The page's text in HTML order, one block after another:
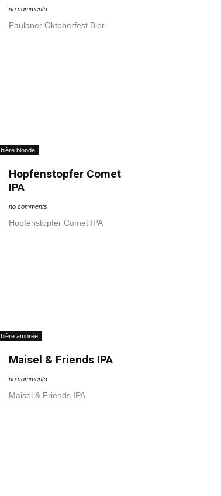
no comments
Paulaner Oktoberfest Bier
bière blonde
Hopfenstopfer Comet
IPA
no comments
Hopfenstopfer Comet IPA
bière ambrée
Maisel & Friends IPA
no comments
Maisel & Friends IPA